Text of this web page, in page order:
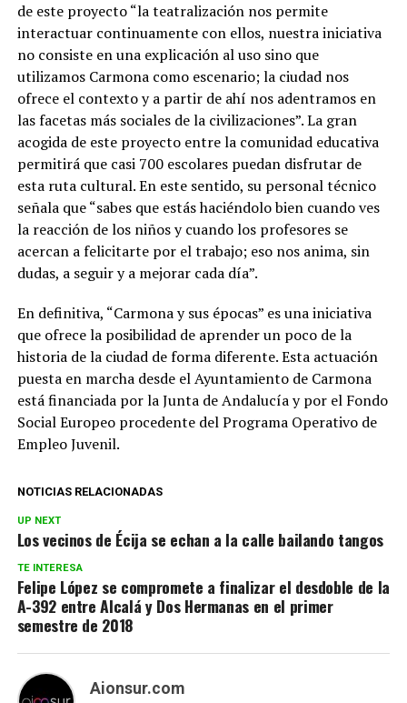
de este proyecto “la teatralización nos permite
interactuar continuamente con ellos, nuestra iniciativa
no consiste en una explicación al uso sino que
utilizamos Carmona como escenario; la ciudad nos
ofrece el contexto y a partir de ahí nos adentramos en
las facetas más sociales de la civilizaciones”. La gran
acogida de este proyecto entre la comunidad educativa
permitirá que casi 700 escolares puedan disfrutar de
esta ruta cultural. En este sentido, su personal técnico
señala que “sabes que estás haciéndolo bien cuando ves
la reacción de los niños y cuando los profesores se
acercan a felicitarte por el trabajo; eso nos anima, sin
dudas, a seguir y a mejorar cada día”.
En definitiva, “Carmona y sus épocas” es una iniciativa
que ofrece la posibilidad de aprender un poco de la
historia de la ciudad de forma diferente. Esta actuación
puesta en marcha desde el Ayuntamiento de Carmona
está financiada por la Junta de Andalucía y por el Fondo
Social Europeo procedente del Programa Operativo de
Empleo Juvenil.
NOTICIAS RELACIONADAS
UP NEXT
Los vecinos de Écija se echan a la calle bailando tangos
TE INTERESA
Felipe López se compromete a finalizar el desdoble de la
A-392 entre Alcalá y Dos Hermanas en el primer
semestre de 2018
Aionsur.com